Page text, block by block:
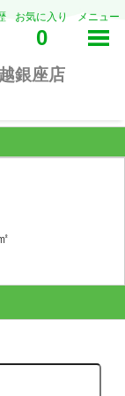
お気に入り
0
メニュー
銀座店